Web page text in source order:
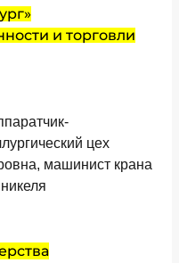
и торговли
цех
машинист крана